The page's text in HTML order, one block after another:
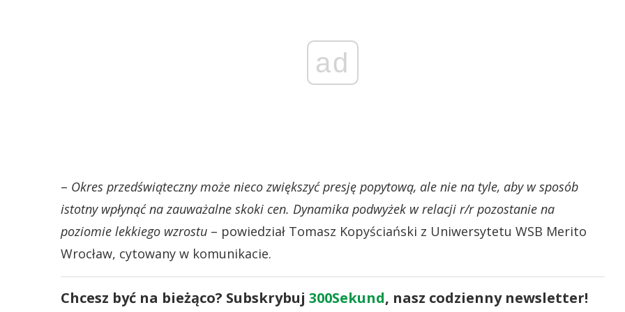
ad
– Okres przedświąteczny może nieco zwiększyć presję popytową, ale nie na tyle, aby w sposób
istotny wpłynąć na zauważalne skoki cen. Dynamika podwyżek w relacji r/r pozostanie na
poziomie lekkiego wzrostu – powiedział Tomasz Kopyściański z Uniwersytetu WSB Merito
Wrocław, cytowany w komunikacie.
Chcesz być na bieżąco? Subskrybuj 300Sekund, nasz codzienny newsletter!